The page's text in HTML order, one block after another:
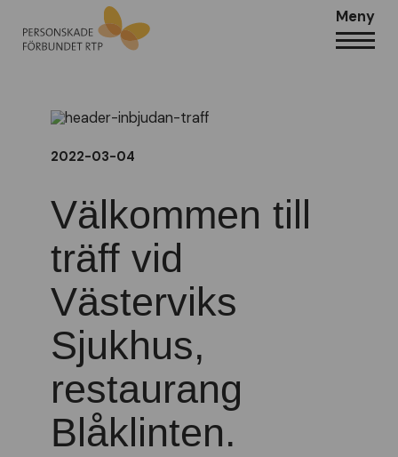
Meny
2022-03-04
Välkommen till
träff vid
Västerviks
Sjukhus,
restaurang
Blåklinten.